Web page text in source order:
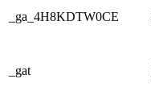
_ga_4H8KDTW0CE
_gat